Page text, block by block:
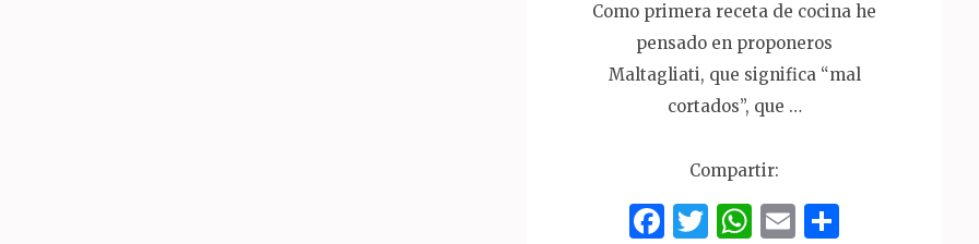
Como primera receta de cocina he
pensado en proponeros
Maltagliati, que significa “mal
cortados”, que …
Compartir:
Facebook
Twitter
WhatsApp
Email